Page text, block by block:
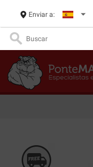
Enviar a: